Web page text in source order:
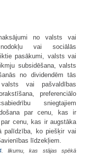
no valsts vai
vai sociālās
pasākumi, valsts vai
subsidēšana, valsts
no dividendēm tās
valsts vai pašvaldības
preferenciālo
sniegtajiem
par cenu, kas ir
cenu, kas ir augstāka
palīdzība, ko piešķir vai
līdzekļiem.
. likumu, kas stājas spēkā